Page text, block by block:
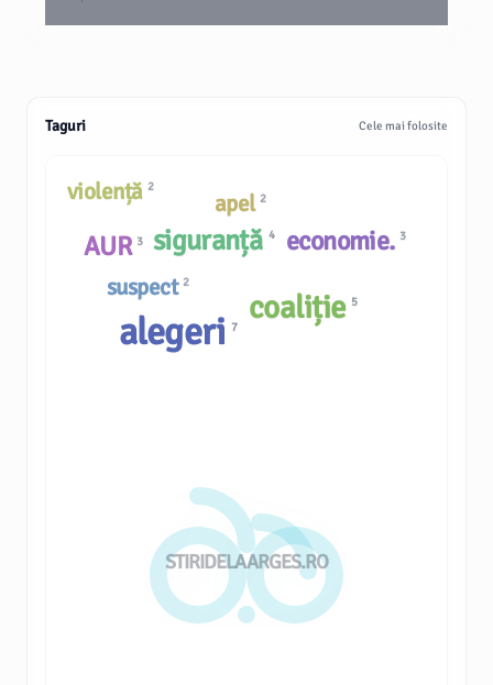
Taguri Cele mai folosite
STIRIDELAARGES.RO
suspect 2
siguranță 4
alegeri7
violență 2
economie. 3
apel 2
AUR 3
coaliție 5